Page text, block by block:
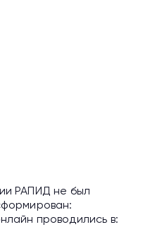
РАПИД не был
проводились в: